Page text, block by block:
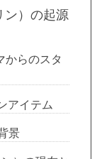
ン）の起源
からのスタ
アイテム
景